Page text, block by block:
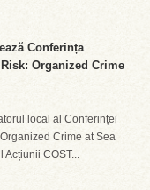
Conferința
Organized Crime
local al Conferinței
Crime at Sea
Acțiunii COST...